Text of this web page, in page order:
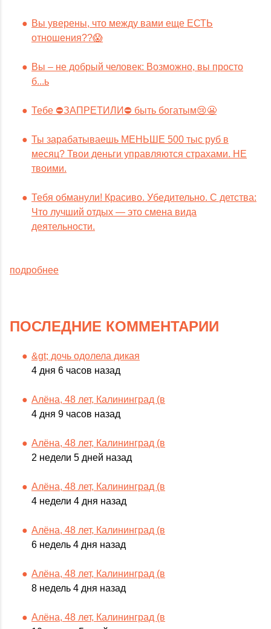
Вы уверены, что между вами еще ЕСТЬ
отношения??😱
Вы – не добрый человек: Возможно, вы просто
б...ь
Тебе ⛔️ЗАПРЕТИЛИ⛔️ быть богатым😢😬
Ты зарабатываешь МЕНЬШЕ 500 тыс руб в
месяц? Твои деньги управляются страхами. НЕ
твоими.
Тебя обманули! Красиво. Убедительно. С детства:
Что лучший отдых — это смена вида
деятельности.
подробнее
ПОСЛЕДНИЕ КОММЕНТАРИИ
&gt; дочь одолела дикая
4 дня 6 часов назад
Алёна, 48 лет, Калининград (в
4 дня 9 часов назад
Алёна, 48 лет, Калининград (в
2 недели 5 дней назад
Алёна, 48 лет, Калининград (в
4 недели 4 дня назад
Алёна, 48 лет, Калининград (в
6 недель 4 дня назад
Алёна, 48 лет, Калининград (в
8 недель 4 дня назад
Алёна, 48 лет, Калининград (в